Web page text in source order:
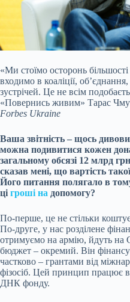
«Ми стоїмо осторонь
входимо в коаліції,
зустрічей. Це не всім
«Повернись живим» Тарас
Forbes Ukraine
Ваша звітність – щось
можна подивитися кожен
загальному обсязі 12 млрд
сказав мені, що вартість
Його питання полягало в
ці гроші на допомогу?
По-перше, це не стільки
По-друге, у нас розділене
отримуємо на армію, йдуть на
бюджет – окремий. Він
частково – грантами від
фізосіб. Цей принцип працює
ДНК фонду.